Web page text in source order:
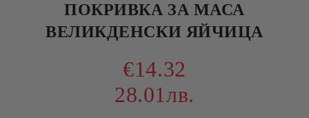
ПОКРИВКА ЗА МАСА
ВЕЛИКДЕНСКИ ЯЙЧИЦА
€14.32
28.01лв.